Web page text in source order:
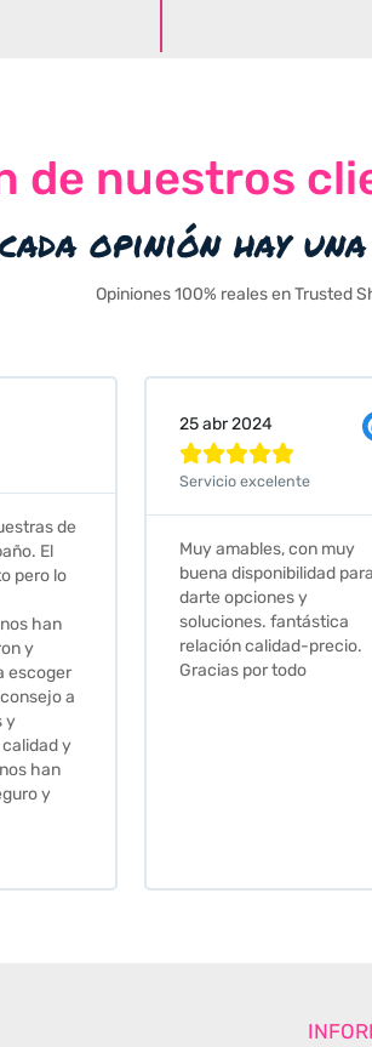
de nuestros
opinión hay
Opiniones 100% reales en Trusted
muy
para
Cristina Martin Serrano

La Casa de los Azulejos.
tención recibida,
por parte de Stephanie,
sido excepcional. Serios,
profesionales,
colaboradores para